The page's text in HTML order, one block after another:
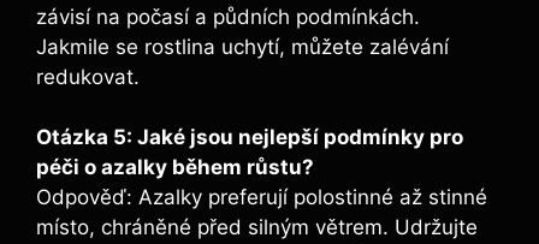
‍závisí na počasí⁢ a půdních podmínkách.
Jakmile se rostlina uchytí,​ můžete​ zalévání
⁣redukovat.
Otázka 5: Jaké jsou nejlepší podmínky​ pro
péči o azalky během růstu?
Odpověď: ‍Azalky preferují polostinné až stinné
místo,⁢ chráněné před ⁣silným větrem. Udržujte